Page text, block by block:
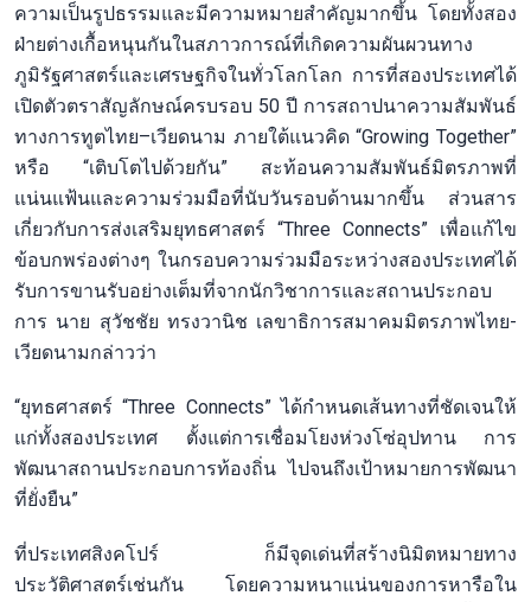
ความเป็นรูปธรรมและมีความหมายสำคัญมากขึ้น โดยทั้งสอง
ฝ่ายต่างเกื้อหนุนกันในสภาวการณ์ที่เกิดความผันผวนทาง
ภูมิรัฐศาสตร์และเศรษฐกิจในทั่วโลกโลก การที่สองประเทศได้
เปิดตัวตราสัญลักษณ์ครบรอบ 50 ปี การสถาปนาความสัมพันธ์
ทางการทูตไทย–เวียดนาม ภายใต้แนวคิด “Growing Together”
หรือ “เติบโตไปด้วยกัน” สะท้อนความสัมพันธ์มิตรภาพที่
แน่นแฟ้นและความร่วมมือที่นับวันรอบด้านมากขึ้น ส่วนสาร
เกี่ยวกับการส่งเสริมยุทธศาสตร์ “Three Connects” เพื่อแก้ไข
ข้อบกพร่องต่างๆ ในกรอบความร่วมมือระหว่างสองประเทศได้
รับการขานรับอย่างเต็มที่จากนักวิชาการและสถานประกอบ
การ นาย สุวัชชัย ทรงวานิช เลขาธิการสมาคมมิตรภาพไทย-
เวียดนามกล่าวว่า
“ยุทธศาสตร์ “Three Connects” ได้กำหนดเส้นทางที่ชัดเจนให้
แก่ทั้งสองประเทศ ตั้งแต่การเชื่อมโยงห่วงโซ่อุปทาน การ
พัฒนาสถานประกอบการท้องถิ่น ไปจนถึงเป้าหมายการพัฒนา
ที่ยั่งยืน”
ที่ประเทศสิงคโปร์ ก็มีจุดเด่นที่สร้างนิมิตหมายทาง
ประวัติศาสตร์เช่นกัน โดยความหนาแน่นของการหารือใน